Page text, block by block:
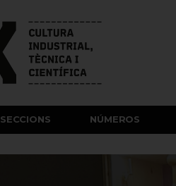
SECCIONS NÚMEROS